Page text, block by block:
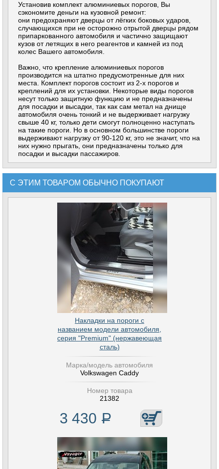
Установив комплект алюминиевых порогов, Вы
сэкономите деньги на кузовной ремонт:
они предохраняют дверцы от лёгких боковых ударов,
случающихся при не осторожно отрытой дверцы рядом
припаркованного автомобиля и частично защищают
кузов от летящих в него реагентов и камней из под
колес Вашего автомобиля.
Важно, что крепление алюминиевых порогов
производится на штатно предусмотренные для них
места. Комплект порогов состоит из 2-х порогов и
креплений для их установки. Некоторые виды порогов
несут только защитную функцию и не предназначены
для посадки и высадки, так как сам метал на днище
автомобиля очень тонкий и не выдерживает нагрузку
свыше 40 кг, только дети смогут полноценно наступать
на такие пороги. Но в основном большинстве пороги
выдерживают нагрузку от 90-120 кг, это не значит, что на
них нужно прыгать, они предназначены только для
посадки и высадки пассажиров.
С ЭТИМ ТОВАРОМ ОБЫЧНО ПОКУПАЮТ
Накладки на пороги с
названием модели автомобиля,
серия "Premium" (нержавеющая
сталь)
Марка/модель автомобиля
Volkswagen Caddy
Номер товара
21382
3 430 Р